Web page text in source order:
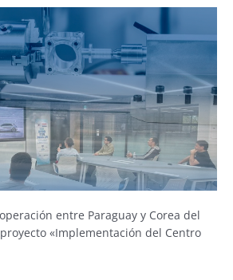
entre Paraguay y Corea del
«Implementación del Centro